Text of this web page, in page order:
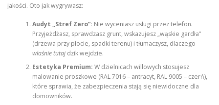
jakości. Oto jak wygrywasz:
Audyt „Stref Zero”: Nie wyceniasz usługi przez telefon.
Przyjeżdżasz, sprawdzasz grunt, wskazujesz „wąskie gardła”
(drzewa przy płocie, spadki terenu) i tłumaczysz, dlaczego
właśnie tutajdzik wejdzie.
Estetyka Premium: W dzielnicach willowych stosujesz
malowanie proszkowe (RAL 7016 – antracyt, RAL 9005 – czerń),
które sprawia, że zabezpieczenia stają się niewidoczne dla
domowników.